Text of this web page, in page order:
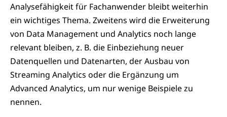
Analysefähigkeit für Fachanwender bleibt weiterhin
ein wichtiges Thema. Zweitens wird die Erweiterung
von Data Management und Analytics noch lange
relevant bleiben, z. B. die Einbeziehung neuer
Datenquellen und Datenarten, der Ausbau von
Streaming Analytics oder die Ergänzung um
Advanced Analytics, um nur wenige Beispiele zu
nennen.